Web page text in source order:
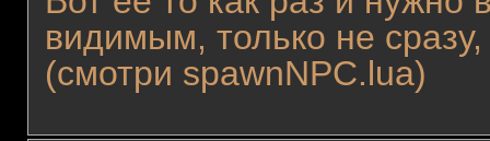
видимым, только не
(смотри spawnNPC.lua)